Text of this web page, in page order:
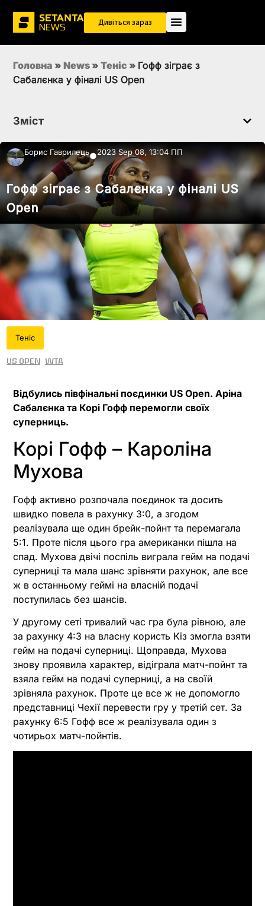
Дивіться зараз
Головна » News » Теніс » Гофф зіграє з
Сабалєнка у фіналі US Open
Зміст
Борис Гаврилець●2023 Sep 08, 13:04 ПП
Гофф зіграє з Сабалєнка у фіналі US
Open
Теніс
US Open WTA
Відбулись півфінальні поєдинки US Open. Аріна
Сабалєнка та Корі Гофф перемогли своїх
суперниць.
Корі Гофф – Кароліна
Мухова
Гофф активно розпочала поєдинок та досить
швидко повела в рахунку 3:0, а згодом
реалізувала ще один брейк-пойнт та перемагала
5:1. Проте після цього гра американки пішла на
спад. Мухова двічі поспіль виграла гейм на подачі
суперниці та мала шанс зрівняти рахунок, але все
ж в останньому геймі на власній подачі
поступилась без шансів.
У другому сеті тривалий час гра була рівною, але
за рахунку 4:3 на власну користь Кіз змогла взяти
гейм на подачі суперниці. Щоправда, Мухова
знову проявила характер, відіграла матч-пойнт та
взяла гейм на подачі суперниці, а на своїй
зрівняла рахунок. Проте це все ж не допомогло
представниці Чехії перевести гру у третій сет. За
рахунку 6:5 Гофф все ж реалізувала один з
чотирьох матч-пойнтів.